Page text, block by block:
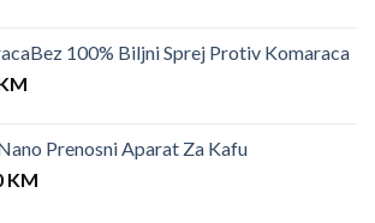
100% Biljni Sprej Protiv Komaraca
Prenosni Aparat Za Kafu
KM